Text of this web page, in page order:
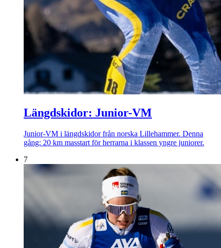
Längdskidor: Junior-VM
Junior-VM i längdskidor från norska Lillehammer. Denna
gång: 20 km masstart för herrarna i klassen yngre juniorer.
7